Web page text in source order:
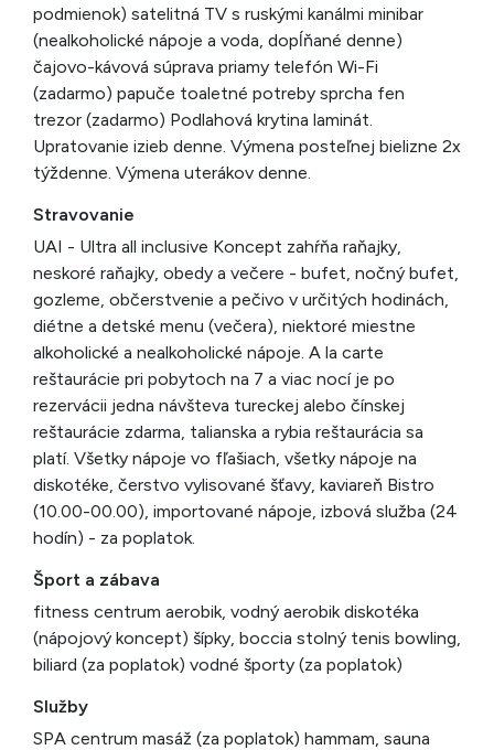
podmienok) satelitná TV s ruskými kanálmi minibar
(nealkoholické nápoje a voda, dopĺňané denne)
čajovo-kávová súprava priamy telefón Wi-Fi
(zadarmo) papuče toaletné potreby sprcha fen
trezor (zadarmo) Podlahová krytina laminát.
Upratovanie izieb denne. Výmena posteľnej bielizne 2x
týždenne. Výmena uterákov denne.
Stravovanie
UAI - Ultra all inclusive Koncept zahŕňa raňajky,
neskoré raňajky, obedy a večere - bufet, nočný bufet,
gozleme, občerstvenie a pečivo v určitých hodinách,
diétne a detské menu (večera), niektoré miestne
alkoholické a nealkoholické nápoje. A la carte
reštaurácie pri pobytoch na 7 a viac nocí je po
rezervácii jedna návšteva tureckej alebo čínskej
reštaurácie zdarma, talianska a rybia reštaurácia sa
platí. Všetky nápoje vo fľašiach, všetky nápoje na
diskotéke, čerstvo vylisované šťavy, kaviareň Bistro
(10.00-00.00), importované nápoje, izbová služba (24
hodín) - za poplatok.
Šport a zábava
fitness centrum aerobik, vodný aerobik diskotéka
(nápojový koncept) šípky, boccia stolný tenis bowling,
biliard (za poplatok) vodné športy (za poplatok)
Služby
SPA centrum masáž (za poplatok) hammam, sauna